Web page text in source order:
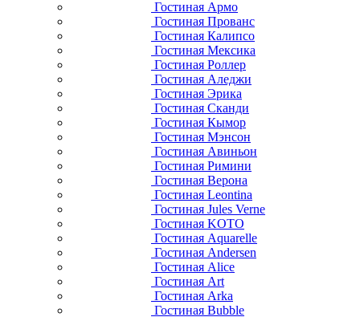
Гостиная Армо
Гостиная Прованс
Гостиная Калипсо
Гостиная Мексика
Гостиная Роллер
Гостиная Аледжи
Гостиная Эрика
Гостиная Сканди
Гостиная Кымор
Гостиная Мэнсон
Гостиная Авиньон
Гостиная Римини
Гостиная Верона
Гостиная Leontina
Гостиная Jules Verne
Гостиная KOTO
Гостиная Aquarelle
Гостиная Andersen
Гостиная Alice
Гостиная Art
Гостиная Arka
Гостиная Bubble